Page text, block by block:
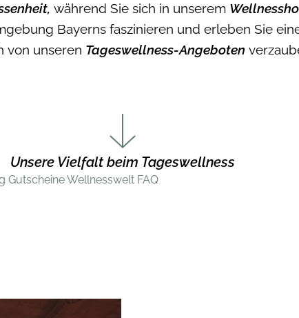
während Sie sich in unserem
Bayerns faszinieren und erleben Sie
von unseren Tageswellness-Angeboten
Unsere Vielfalt beim Tageswellness
GutscheineWellnesswelt FAQ